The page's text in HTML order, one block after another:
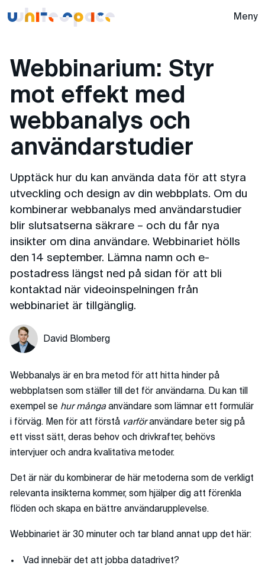
Whitespace - Meny
Webbinarium: Styr
mot effekt med
webbanalys och
användarstudier
Upptäck hur du kan använda data för att styra
utveckling och design av din webbplats. Om du
kombinerar webbanalys med användarstudier
blir slutsatserna säkrare – och du får nya
insikter om dina användare. Webbinariet hölls
den 14 september. Lämna namn och e-
postadress längst ned på sidan för att bli
kontaktad när videoinspelningen från
webbinariet är tillgänglig.
David Blomberg
Webbanalys är en bra metod för att hitta hinder på
webbplatsen som ställer till det för användarna. Du kan till
exempel se hur många användare som lämnar ett formulär
i förväg. Men för att förstå varföranvändare beter sig på
ett visst sätt, deras behov och drivkrafter, behövs
intervjuer och andra kvalitativa metoder.
Det är när du kombinerar de här metoderna som de verkligt
relevanta insikterna kommer, som hjälper dig att förenkla
flöden och skapa en bättre användarupplevelse.
Webbinariet är 30 minuter och tar bland annat upp det här:
Vad innebär det att jobba datadrivet?